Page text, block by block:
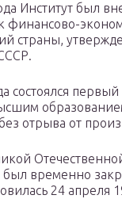
Институт был
финансово-
страны,
состоялся
отрыва от
временно
24 апреля